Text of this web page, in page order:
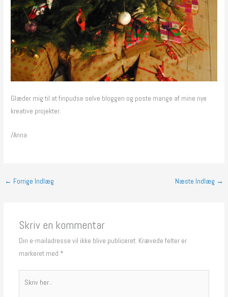
Glæder mig til at finpudse selve bloggen og poste mange af mine nye
kreative projekter.
/Anna
← Forrige Indlæg Næste Indlæg →
Skriv en kommentar
Din e-mailadresse vil ikke blive publiceret. Krævede felter er
markeret med *